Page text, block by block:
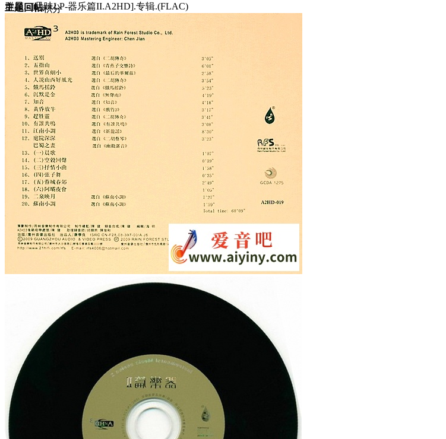
主题回帖积分
10117
2025-2-10 15:46:02 显示全部楼层
0
群星.-.[品味LP-器乐篇II.A2HD].专辑.(FLAC)